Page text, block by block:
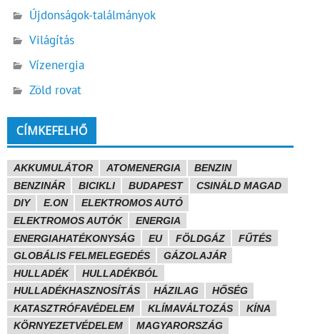
Újdonságok-találmányok
Világítás
Vízenergia
Zöld rovat
CÍMKEFELHŐ
AKKUMULÁTOR ATOMENERGIA
BENZIN
BENZINÁR
BICIKLI BUDAPEST
CSINÁLD MAGAD
DIY
E.ON
ELEKTROMOS AUTÓ
ELEKTROMOS AUTÓK
ENERGIA
ENERGIAHATÉKONYSÁG
EU FÖLDGÁZ
FŰTÉS
GLOBÁLIS FELMELEGEDÉS
GÁZOLAJÁR
HULLADÉK
HULLADÉKBÓL
HULLADÉKHASZNOSÍTÁS
HÁZILAG
HŐSÉG
KATASZTRÓFAVÉDELEM
KLÍMAVÁLTOZÁS
KÍNA
KÖRNYEZETVÉDELEM
MAGYARORSZÁG